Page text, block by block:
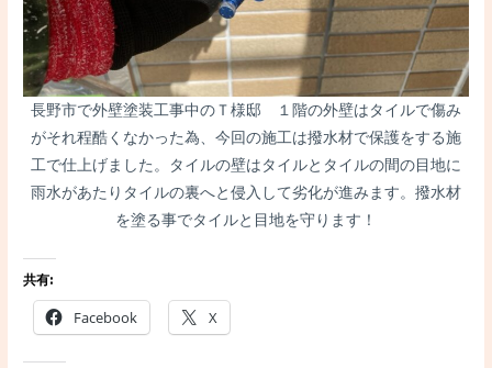
長野市で外壁塗装工事中のＴ様邸 １階の外壁はタイルで傷み
がそれ程酷くなかった為、今回の施工は撥水材で保護をする施
工で仕上げました。タイルの壁はタイルとタイルの間の目地に
雨水があたりタイルの裏へと侵入して劣化が進みます。撥水材
を塗る事でタイルと目地を守ります！
共有:
Facebook X